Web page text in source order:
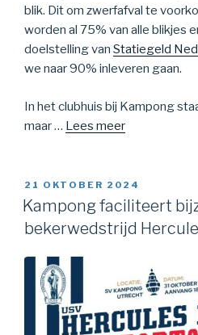
blik. Dit om zwerfafval te
worden al 75% van alle blikjes
doelstelling van Statiegeld
we naar 90% inleveren gaan.
In het clubhuis bij Kampong
maar … Lees meer
GEPLAATST
OP
21 OKTOBER 2024
Kampong faciliteert
bekerwedstrijd